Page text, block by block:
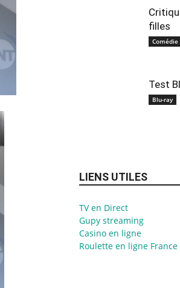
filles
Test
Blu-ray
LIENS UTILES
TV en Direct
Gupy streaming
Casino en ligne
Roulette en ligne France